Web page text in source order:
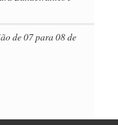
de 07 para 08 de